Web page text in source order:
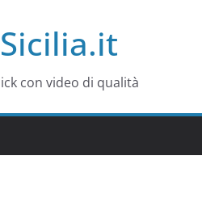
con video di qualità